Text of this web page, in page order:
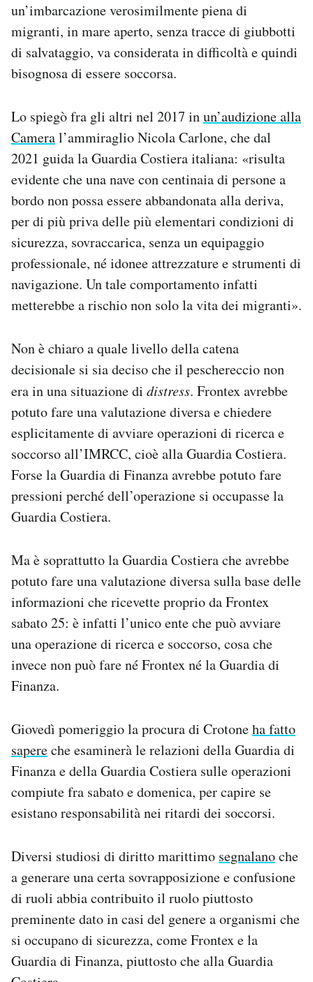
un’imbarcazione verosimilmente piena di
migranti, in mare aperto, senza tracce di giubbotti
di salvataggio, va considerata in difficoltà e quindi
bisognosa di essere soccorsa.
Lo spiegò fra gli altri nel 2017 inun’audizione alla
Cameral’ammiraglio Nicola Carlone, che dal
2021 guida la Guardia Costiera italiana: «risulta
evidente che una nave con centinaia di persone a
bordo non possa essere abbandonata alla deriva,
per di più priva delle più elementari condizioni di
sicurezza, sovraccarica, senza un equipaggio
professionale, né idonee attrezzature e strumenti di
navigazione. Un tale comportamento infatti
metterebbe a rischio non solo la vita dei migranti».
Non è chiaro a quale livello della catena
decisionale si sia deciso che il peschereccio non
era in una situazione di distress. Frontex avrebbe
potuto fare una valutazione diversa e chiedere
esplicitamente di avviare operazioni di ricerca e
soccorso all’IMRCC, cioè alla Guardia Costiera.
Forse la Guardia di Finanza avrebbe potuto fare
pressioni perché dell’operazione si occupasse la
Guardia Costiera.
Ma è soprattutto la Guardia Costiera che avrebbe
potuto fare una valutazione diversa sulla base delle
informazioni che ricevette proprio da Frontex
sabato 25: è infatti l’unico ente che può avviare
una operazione di ricerca e soccorso, cosa che
invece non può fare né Frontex né la Guardia di
Finanza.
Giovedì pomeriggio la procura di Crotoneha fatto
sapereche esaminerà le relazioni della Guardia di
Finanza e della Guardia Costiera sulle operazioni
compiute fra sabato e domenica, per capire se
esistano responsabilità nei ritardi dei soccorsi.
Diversi studiosi di diritto marittimo segnalanoche
a generare una certa sovrapposizione e confusione
di ruoli abbia contribuito il ruolo piuttosto
preminente dato in casi del genere a organismi che
si occupano di sicurezza, come Frontex e la
Guardia di Finanza, piuttosto che alla Guardia